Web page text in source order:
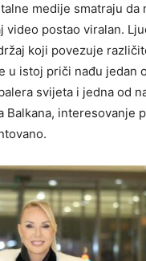
medije smatraju da
video postao viralan.
koji povezuje
u istoj priči nađu jedan
svijeta i jedna od
Balkana, interesovanje